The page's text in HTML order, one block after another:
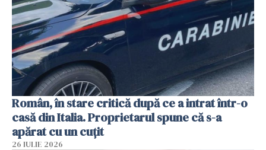
Român, în stare critică după ce a intrat într-o
casă din Italia. Proprietarul spune că s-a
apărat cu un cuțit
26 IULIE 2026